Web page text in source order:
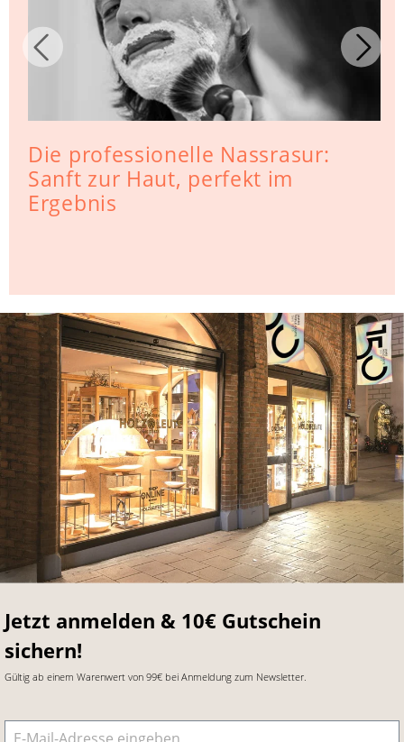
Die professionelle Nassrasur:
Sanft zur Haut, perfekt im
Ergebnis
Jetzt anmelden & 10€ Gutschein
sichern!
Gültig ab einem Warenwert von 99€ bei Anmeldung zum Newsletter.
E-Mail-Adresse